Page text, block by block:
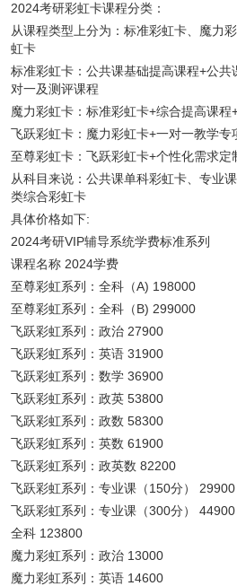
2024考研彩虹卡课程分类：
从课程类型上分为：标准彩虹卡、魔力
虹卡
标准彩虹卡：公共课基础提高课程+公
对一及测评课程
魔力彩虹卡：标准彩虹卡+综合提高课程
飞跃彩虹卡：魔力彩虹卡+一对一教学专
至尊彩虹卡：飞跃彩虹卡+个性化需求定
从科目来说：公共课单科彩虹卡、专业
类综合彩虹卡
具体价格如下:
2024考研VIP辅导系统学费标准系列
课程名称 2024学费
至尊彩虹系列：全科（A) 198000
至尊彩虹系列：全科（B) 299000
飞跃彩虹系列：政治 27900
飞跃彩虹系列：英语 31900
飞跃彩虹系列：数学 36900
飞跃彩虹系列：政英 53800
飞跃彩虹系列：政数 58300
飞跃彩虹系列：英数 61900
飞跃彩虹系列：政英数 82200
飞跃彩虹系列：专业课（150分） 29900
飞跃彩虹系列：专业课（300分） 44900
全科 123800
魔力彩虹系列：政治 13000
魔力彩虹系列：英语 14600